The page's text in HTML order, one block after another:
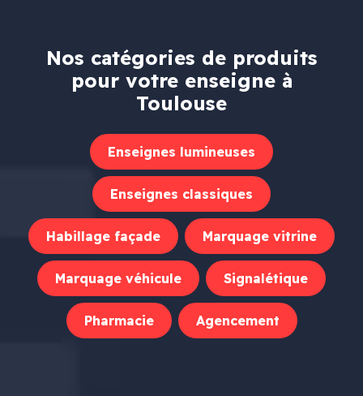
Nos catégories de produits
pour votre enseigne à
Toulouse
Enseignes lumineuses
Enseignes classiques
Habillage façade Marquage vitrine
Marquage véhicule Signalétique
Pharmacie Agencement